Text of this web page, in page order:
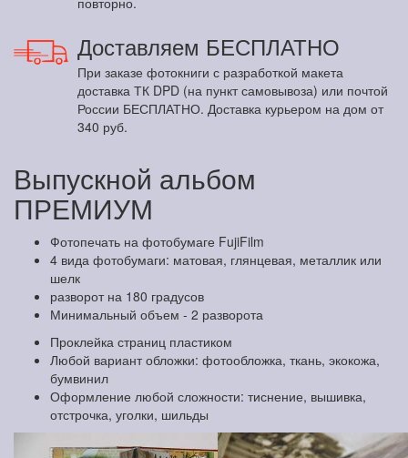
Доставляем БЕСПЛАТНО
При заказе фотокниги с разработкой макета
доставка ТК DPD (на пункт самовывоза) или почтой
России БЕСПЛАТНО. Доставка курьером на дом от
340 руб.
Выпускной альбом
ПРЕМИУМ
Фотопечать на фотобумаге FujiFilm
4 вида фотобумаги: матовая, глянцевая, металлик или
шелк
разворот на 180 градусов
Минимальный объем - 2 разворота
Проклейка страниц пластиком
Любой вариант обложки: фотообложка, ткань, экокожа,
бумвинил
Оформление любой сложности: тиснение, вышивка,
отстрочка, уголки, шильды